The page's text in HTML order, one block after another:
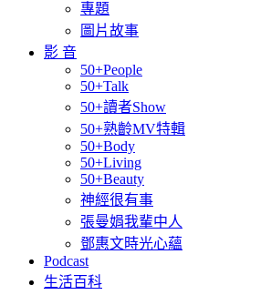
專題
圖片故事
影 音
50+People
50+Talk
50+讀者Show
50+熟齡MV特輯
50+Body
50+Living
50+Beauty
神經很有事
張曼娟我輩中人
鄧惠文時光心蘊
Podcast
生活百科